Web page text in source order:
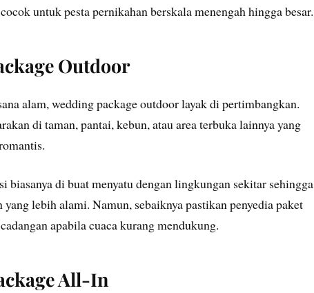
untuk pesta pernikahan berskala menengah hingga besar.
Outdoor
alam, wedding package outdoor layak di pertimbangkan.
di taman, pantai, kebun, atau area terbuka lainnya yang
biasanya di buat menyatu dengan lingkungan sekitar sehingga
lebih alami. Namun, sebaiknya pastikan penyedia paket
apabila cuaca kurang mendukung.
All-In